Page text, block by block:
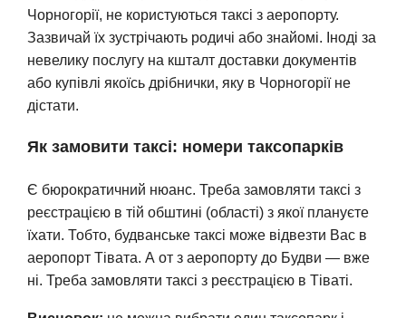
Чорногорії, не користуються таксі з аеропорту.
Зазвичай їх зустрічають родичі або знайомі. Іноді за
невелику послугу на кшталт доставки документів
або купівлі якоїсь дрібнички, яку в Чорногорії не
дістати.
Як замовити таксі: номери таксопарків
Є бюрократичний нюанс. Треба замовляти таксі з
реєстрацією в тій обштині (області) з якої плануєте
їхати. Тобто, будванське таксі може відвезти Вас в
аеропорт Тівата. А от з аеропорту до Будви — вже
ні. Треба замовляти таксі з реєстрацією в Тіваті.